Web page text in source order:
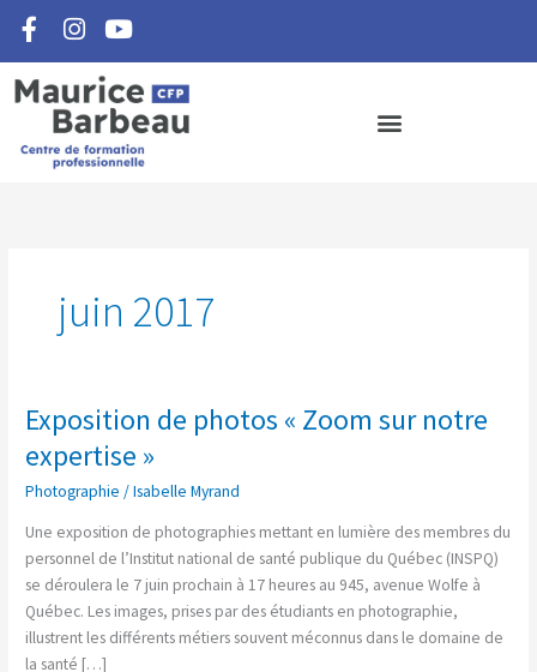
contenu
F
a
c
e
b
o
I
n
s
t
a
g
r
Y
o
u
t
u
b
e
juin 2017
Exposition de photos « Zoom sur notre
expertise »
Photographie /Isabelle Myrand
Une exposition de photographies mettant en lumière des membres du
personnel de l’Institut national de santé publique du Québec (INSPQ)
se déroulera le 7 juin prochain à 17 heures au 945, avenue Wolfe à
Québec. Les images, prises par des étudiants en photographie,
illustrent les différents métiers souvent méconnus dans le domaine de
la santé […]
Exposition
photos
«
notre
»